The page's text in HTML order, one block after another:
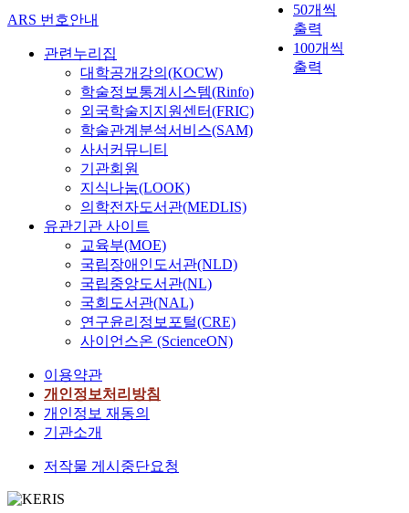
50개씩
출력
100개씩
출력
ARS 번호안내
관련누리집
대학공개강의(KOCW)
학술정보통계시스템(Rinfo)
외국학술지지원센터(FRIC)
학술관계분석서비스(SAM)
사서커뮤니티
기관회원
지식나눔(LOOK)
의학전자도서관(MEDLIS)
유관기관 사이트
교육부(MOE)
국립장애인도서관(NLD)
국립중앙도서관(NL)
국회도서관(NAL)
연구윤리정보포털(CRE)
사이언스온 (ScienceON)
이용약관
개인정보처리방침
개인정보 재동의
기관소개
저작물 게시중단요청